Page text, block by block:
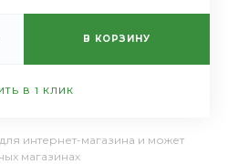
В КОРЗИНУ
В 1 КЛИК
интернет-магазина и может
магазинах